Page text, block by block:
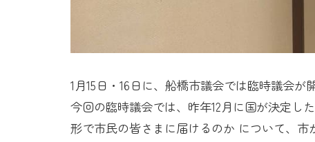
1月15日・16日に、船橋市議会では臨時議会が
今回の臨時議会では、昨年12月に国が決定し
形で市民の皆さまに届けるのか について、市